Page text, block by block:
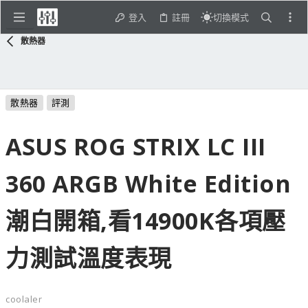
登入 註冊 切換模式
散熱器
散熱器 評測
ASUS ROG STRIX LC III
360 ARGB White Edition
潮白開箱,看14900K各項壓
力測試溫度表現
coolaler